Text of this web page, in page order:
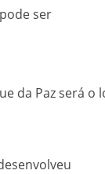
ser
da Paz será